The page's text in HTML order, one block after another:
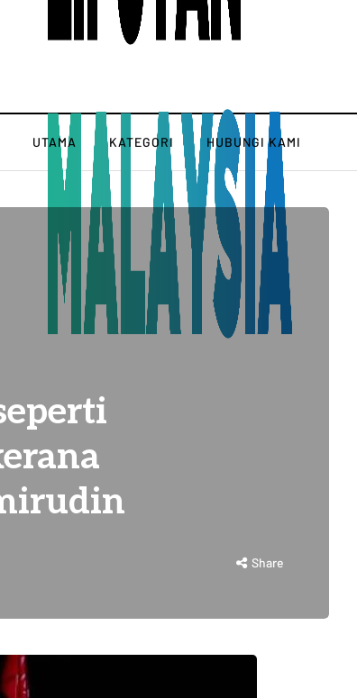
UTAMA KATEGORI HUBUNGI KAMI
Share